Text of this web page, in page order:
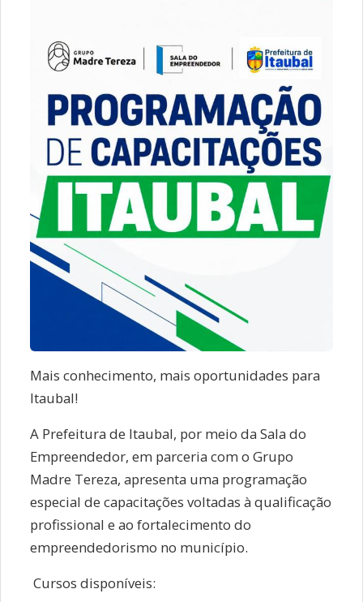
Mais conhecimento, mais oportunidades para
Itaubal!
A Prefeitura de Itaubal, por meio da Sala do
Empreendedor, em parceria com o Grupo
Madre Tereza, apresenta uma programação
especial de capacitações voltadas à qualificação
profissional e ao fortalecimento do
empreendedorismo no município.
Cursos disponíveis: